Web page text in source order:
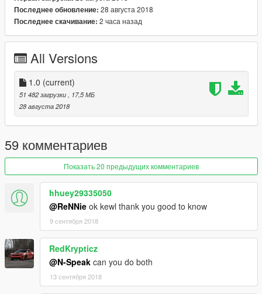
The correct functionality of the optics;
Working speedometer;
Working suspension;
Painted wheels and body!!
Последнее обновление: 28 августа 2018
Последнее скачивание: 2 часа назад
All Versions
1.0 (current)
51 482 загрузки
, 17,5 МБ
28 августа 2018
59 комментариев
Показать 20 предыдущих комментариев
hhuey29335050
@ReNNie ok kewl thank you good to know
9 сентября 2018
RedKrypticz
@N-Speak can you do both
13 сентября 2018